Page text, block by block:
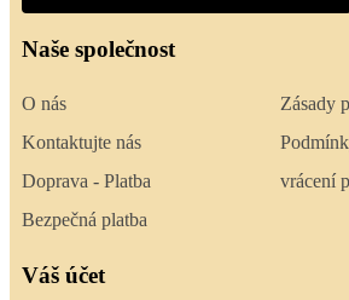
Naše společnost
O nás
Kontaktujte nás
Doprava - Platba
Bezpečná platba
Zásady
vrácení
Váš účet